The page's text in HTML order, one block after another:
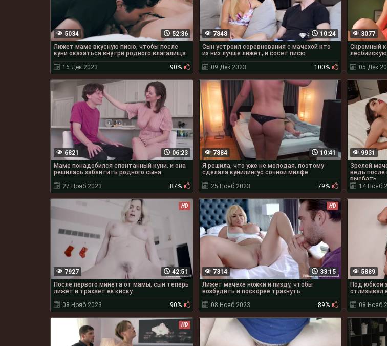
52:36
5034
Лижет маме вкусную писю, чтобы после
куни оказаться внутри родного влагалища
16 Дек 2023
90%
10:24
7848
Сын устроил соревнования с мачехой кто
из них лучше лижет, и сосет писю
09 Дек 2023
100%
3077
Скромный
05 Дек
06:23
6821
Маме понадобился спонтанный куни, и она
решилась забайтить родного сына
27 Нояб 2023
87%
10:41
7884
Я решила, что уже не молодая, поэтому
сделала кунилингус сочной милфе
25 Нояб 2023
79%
9931
Зрелой
ведь после
выебать
14 Нояб
HD
42:51
7927
После первого минета от мамы, сын теперь
лижет и трахает её киску
08 Нояб 2023
90%
HD
33:15
7314
Лижет мачехе ножки и пизду, чтобы
возбудить и поскорее трахнуть
08 Нояб 2023
89%
5889
Под юбкой
отлизывал
08 Нояб
HD